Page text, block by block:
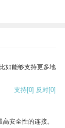
如能够支持更多地
支持[0] 反对[0]
安全性的连接。